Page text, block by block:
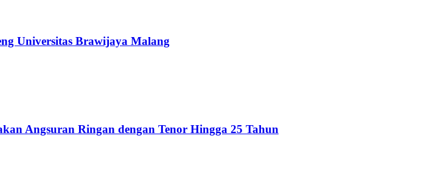
Universitas Brawijaya Malang
Angsuran Ringan dengan Tenor Hingga 25 Tahun